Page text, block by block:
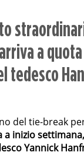
a
tedesco
del tie-break
inizio
Yannick